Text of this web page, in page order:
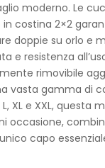
moderno. Le
costina 2×2
doppie su orlo e
e resistenza
rimovibile
vasta gamma di
XL e XXL, questa
occasione,
capo